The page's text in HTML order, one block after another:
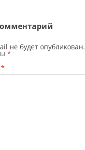
не будет опубликован.
*
*